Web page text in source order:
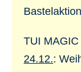
TUI
24.12.: